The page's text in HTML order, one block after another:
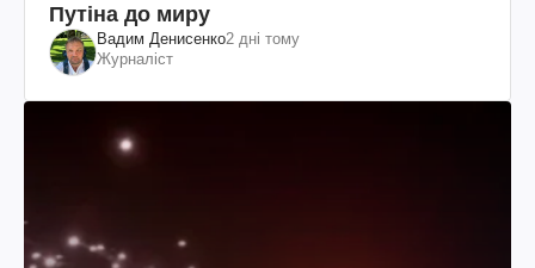
Путіна до миру
Вадим Денисенко2 дні тому
Журналіст